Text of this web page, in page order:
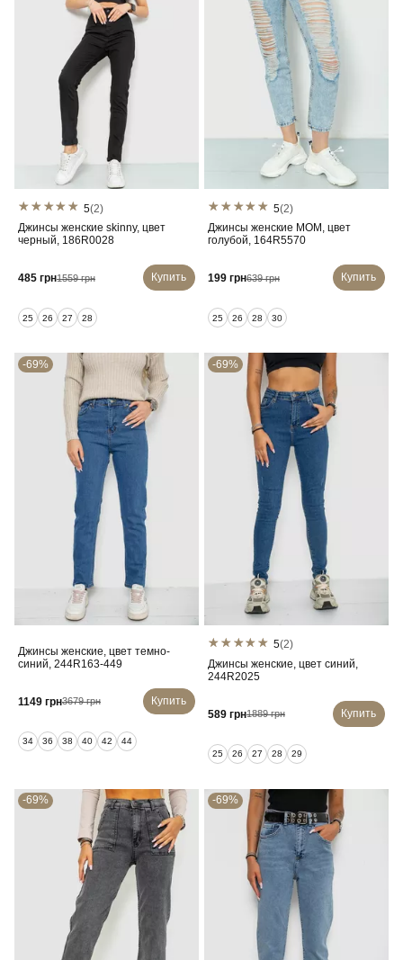
5(2)
Джинсы женские skinny, цвет
черный, 186R0028
485 грн1559 грн Купить
25 26 27 28
5(2)
Джинсы женские MOM, цвет
голубой, 164R5570
199 грн639 грн Купить
25 26 28 30
-69%
Джинсы женские, цвет темно-
синий, 244R163-449
1149 грн3679 грн Купить
34 36 38 40 42 44
-69%
5(2)
Джинсы женские, цвет синий,
244R2025
589 грн1889 грн Купить
25 26 27 28 29
-69% -69%